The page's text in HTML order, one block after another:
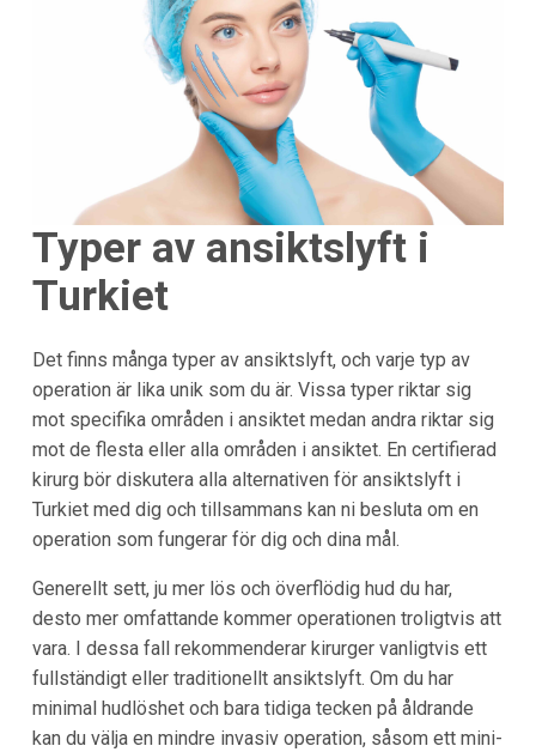
Typer av ansiktslyft i
Turkiet
Det finns många typer av ansiktslyft, och varje typ av
operation är lika unik som du är. Vissa typer riktar sig
mot specifika områden i ansiktet medan andra riktar sig
mot de flesta eller alla områden i ansiktet. En certifierad
kirurg bör diskutera alla alternativen för ansiktslyft i
Turkiet med dig och tillsammans kan ni besluta om en
operation som fungerar för dig och dina mål.
Generellt sett, ju mer lös och överflödig hud du har,
desto mer omfattande kommer operationen troligtvis att
vara. I dessa fall rekommenderar kirurger vanligtvis ett
fullständigt eller traditionellt ansiktslyft. Om du har
minimal hudlöshet och bara tidiga tecken på åldrande
kan du välja en mindre invasiv operation, såsom ett mini-